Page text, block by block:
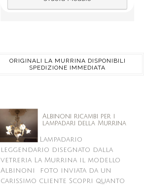
ORIGINALI LA MURRINA DISPONIBILI
SPEDIZIONE IMMEDIATA
Albinoni ricambi per i
lampadari della Murrina
Lampadario
leggendario disegnato dalla
vetreria La Murrina il modello
Albinoni foto inviata da un
carissimo cliente Scopri quanto